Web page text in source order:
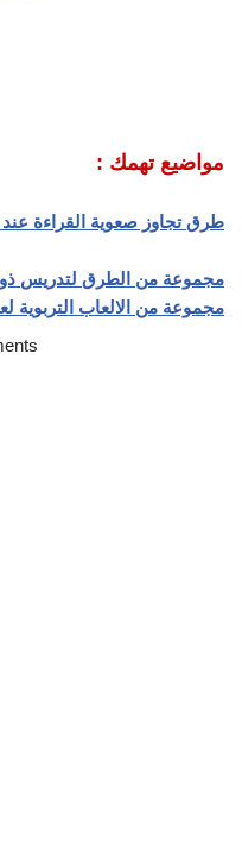
مواضيع تهمك :
طرق تجاوز صعوية القراءة عند
مجموعة من الطرق لتدريس
مجموعة من الالعاب التربوية